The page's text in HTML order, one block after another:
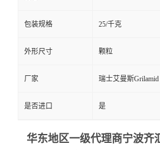
包装规格 25/千克
外形尺寸 颗粒
厂家 瑞士艾曼斯Grilamid
是否进口 是
华东地区一级代理商宁波齐